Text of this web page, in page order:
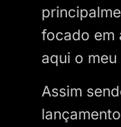
focado em
aqui o
Assim